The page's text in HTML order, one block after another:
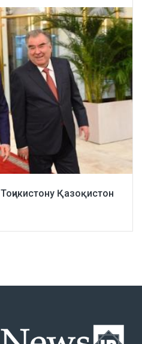
Қазоқистон